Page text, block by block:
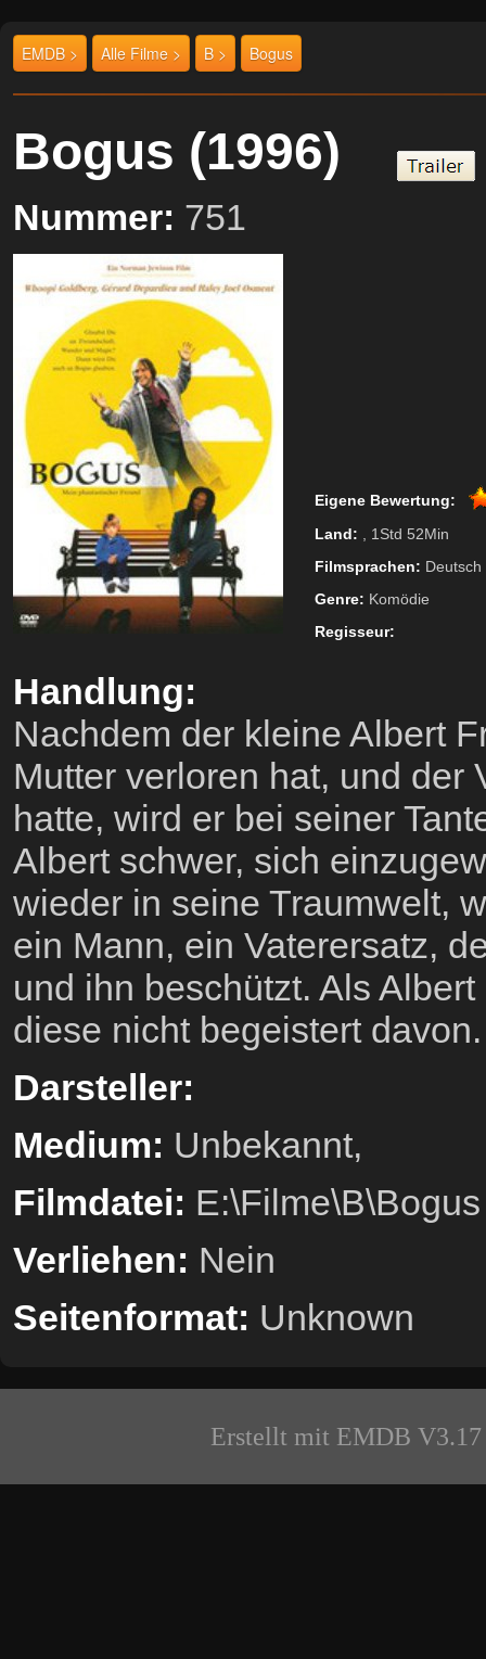
EMDB > Alle Filme > B > Bogus
Bogus (1996)
Nummer: 751
Eigene Bewertung:
Land: , 1Std 52Min
Filmsprachen: Deutsch
Genre: Komödie
Regisseur:
Handlung:
Nachdem der kleine Albert
Mutter verloren hat, und der
hatte, wird er bei seiner
Albert schwer, sich
wieder in seine Traumwelt,
ein Mann, ein Vaterersatz,
und ihn beschützt. Als
diese nicht begeistert davon.
Darsteller:
Medium: Unbekannt,
Filmdatei:
Verliehen: Nein
Seitenformat: Unknown
Erstellt mit EMDB V3.17